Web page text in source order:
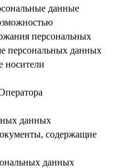
данные
персональных
персональных данных
носители
данных
содержащие
данных